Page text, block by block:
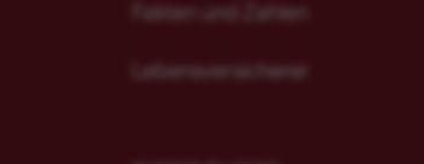
Fakten und Zahlen
Lebensversicherer